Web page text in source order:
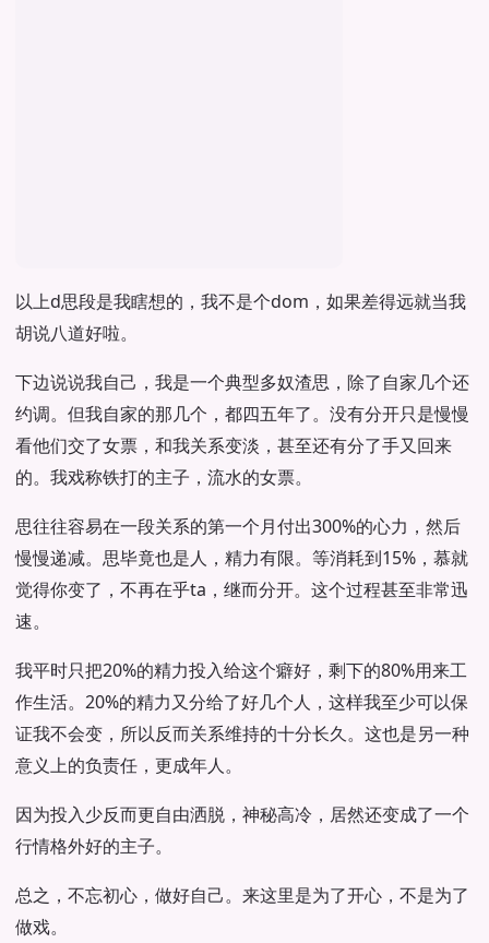
以上d思段是我瞎想的，我不是个dom，如果差得远就当我
胡说八道好啦。
下边说说我自己，我是一个典型多奴渣思，除了自家几个还
约调。但我自家的那几个，都四五年了。没有分开只是慢慢
看他们交了女票，和我关系变淡，甚至还有分了手又回来
的。我戏称铁打的主子，流水的女票。
思往往容易在一段关系的第一个月付出300%的心力，然后
慢慢递减。思毕竟也是人，精力有限。等消耗到15%，慕就
觉得你变了，不再在乎ta，继而分开。这个过程甚至非常迅
速。
我平时只把20%的精力投入给这个癖好，剩下的80%用来工
作生活。20%的精力又分给了好几个人，这样我至少可以保
证我不会变，所以反而关系维持的十分长久。这也是另一种
意义上的负责任，更成年人。
因为投入少反而更自由洒脱，神秘高冷，居然还变成了一个
行情格外好的主子。
总之，不忘初心，做好自己。来这里是为了开心，不是为了
做戏。